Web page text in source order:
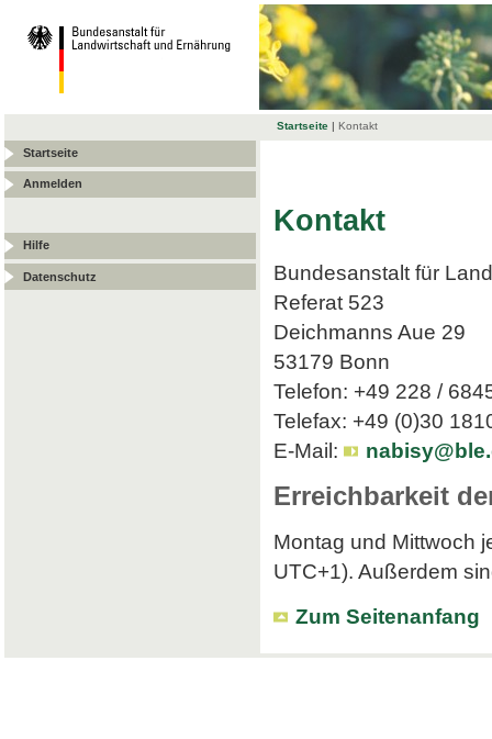
Startseite | Kontakt
Startseite
Anmelden
Hilfe
Datenschutz
Kontakt
Bundesanstalt für
Referat 523
Deichmanns Aue 29
53179 Bonn
Telefon: +49 228 /
Telefax: +49 (0)30
E-Mail:
Erreichbarkeit
Montag und Mittwoch
UTC+1). Außerdem
Zum Seitenanfang